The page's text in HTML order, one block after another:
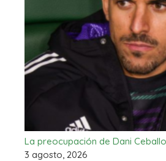
La preocupación de Dani
3 agosto, 2026